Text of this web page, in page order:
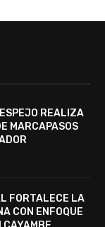
REALIZA
MARCAPASOS
FORTALECE LA
CON ENFOQUE